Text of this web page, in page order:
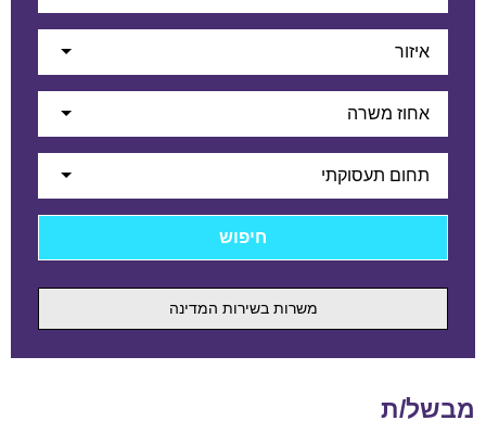
איזור
אחוז משרה
תחום תעסוקתי
משרות בשירות המדינה
מבשל/ת